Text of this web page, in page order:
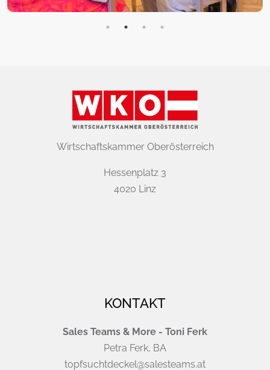
Wirtschaftskammer Oberösterreich
Hessenplatz 3
4020 Linz
KONTAKT
Sales Teams & More - Toni Ferk
Petra Ferk, BA
topfsuchtdeckel@salesteams.at